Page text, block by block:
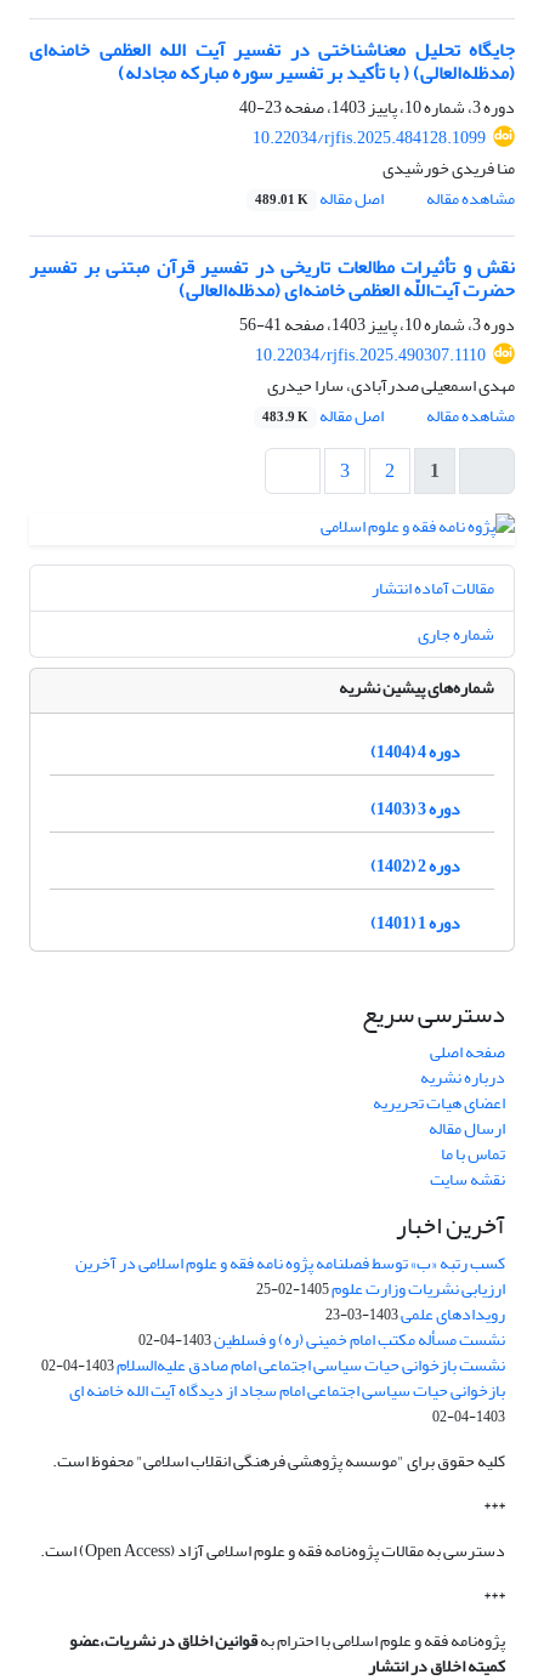
جایگاه تحلیل معناشناختی در تفسیر آیت الله العظمی خامنه‌ای
(مدظله‌العالی) ( با تأکید بر تفسیر سوره مبارکه مجادله)
دوره 3، شماره 10، پاییز 1403، صفحه
23-40
10.22034/rjfis.2025.484128.1099
منا فریدی خورشیدی
مشاهده مقاله
اصل مقاله 489.01 K
نقش و تأثیرات مطالعات تاریخی در تفسیر قرآن مبتنی بر تفسیر
حضرت آیت‌‌اللّه العظمی خامنه‌ای (مدظله‌العالی)
دوره 3، شماره 10، پاییز 1403، صفحه
41-56
10.22034/rjfis.2025.490307.1110
مهدی اسمعیلی صدرآبادی، سارا حیدری
مشاهده مقاله
اصل مقاله 483.9 K
1
2
3
مقالات آماده انتشار
شماره جاری
شماره‌های پیشین نشریه
دوره 4 (1404)
دوره 3 (1403)
دوره 2 (1402)
دوره 1 (1401)
دسترسی سریع
صفحه اصلی
درباره نشریه
اعضای هیات تحریریه
ارسال مقاله
تماس با ما
نقشه سایت
آخرین اخبار
کسب رتبه «ب» توسط فصلنامه پژوه نامه فقه و علوم اسلامی در آخرین
ارزیابی نشریات وزارت علوم1405-02-25
رویدادهای علمی1403-03-23
نشست مسأله مکتب امام خمینی (ره) و فسلطین1403-04-02
نشست بازخوانی حیات سیاسی اجتماعی امام صادق علیه‌السلام1403-04-02
بازخوانی حیات سیاسی اجتماعی امام سجاد از دیدگاه آیت الله خامنه ای
1403-04-02
کلیه حقوق برای "موسسه پژوهشی فرهنگی انقلاب اسلامی" محفوظ است.
***
دسترسی به مقالات پژوه‌نامه فقه و علوم اسلامی آزاد (Open Access) است.
***
پژوه‌نامه فقه و علوم اسلامی با احترام بهقوانین اخلاق در نشریات،عضو
کمیته اخلاق در انتشار